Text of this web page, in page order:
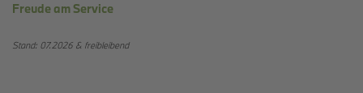
Freude am Service
Stand: 07.2026 & freibleibend